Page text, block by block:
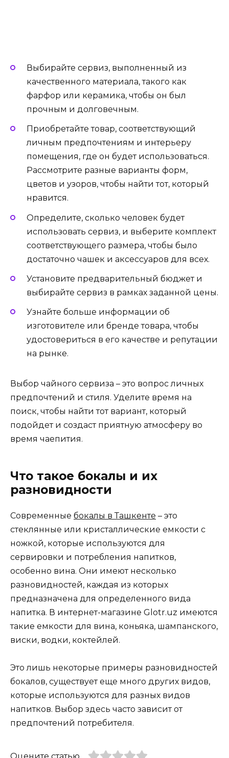
Выбирайте сервиз, выполненный из
качественного материала, такого как
фарфор или керамика, чтобы он был
прочным и долговечным.
Приобретайте товар, соответствующий
личным предпочтениям и интерьеру
помещения, где он будет использоваться.
Рассмотрите разные варианты форм,
цветов и узоров, чтобы найти тот, который
нравится.
Определите, сколько человек будет
использовать сервиз, и выберите комплект
соответствующего размера, чтобы было
достаточно чашек и аксессуаров для всех.
Установите предварительный бюджет и
выбирайте сервиз в рамках заданной цены.
Узнайте больше информации об
изготовителе или бренде товара, чтобы
удостовериться в его качестве и репутации
на рынке.
Выбор чайного сервиза – это вопрос личных
предпочтений и стиля. Уделите время на
поиск, чтобы найти тот вариант, который
подойдет и создаст приятную атмосферу во
время чаепития.
Что такое бокалы и их
разновидности
Современные бокалы в Ташкенте – это
стеклянные или кристаллические емкости с
ножкой, которые используются для
сервировки и потребления напитков,
особенно вина. Они имеют несколько
разновидностей, каждая из которых
предназначена для определенного вида
напитка. В интернет-магазине Glotr.uz имеются
такие емкости для вина, коньяка, шампанского,
виски, водки, коктейлей.
Это лишь некоторые примеры разновидностей
бокалов, существует еще много других видов,
которые используются для разных видов
напитков. Выбор здесь часто зависит от
предпочтений потребителя.